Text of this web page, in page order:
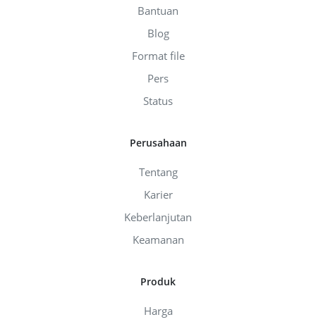
Bantuan
Blog
Format file
Pers
Status
Perusahaan
Tentang
Karier
Keberlanjutan
Keamanan
Produk
Harga